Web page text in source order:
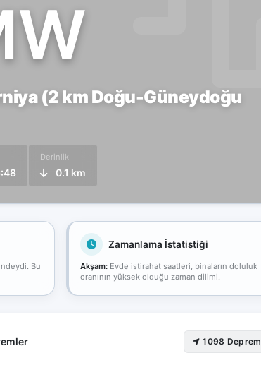
(2 km Doğu-Güneydoğu
Derinlik
0.1 km
Bu
Zamanlama İstatistiği
Akşam:Evde istirahat saatleri, binaların doluluk
oranının yüksek olduğu zaman dilimi.
1098 Deprem